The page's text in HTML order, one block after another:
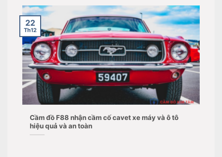
Cầm đồ F88 nhận cầm cố cavet xe máy và ô tô
hiệu quả và an toàn
22
Th12